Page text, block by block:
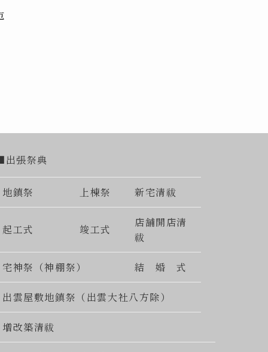
張祭典
地鎮祭 上棟祭 新宅清祓
起工式 竣工式
店舗開店清
祓
宅神祭（神棚祭） 結 婚 式
出雲屋敷地鎮祭（出雲大社八方除）
増改築清祓